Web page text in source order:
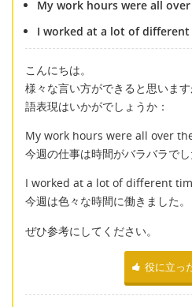
My work hours were all
I worked at a lot of
こんにちは。
様々な言い方ができると思いま
語表現はいかがでしょうか：
My work hours were all over
今週の仕事は時間がバラバラでし
I worked at a lot of different
今週は色々な時間に働きました。
ぜひ参考にしてください。
役に立っ